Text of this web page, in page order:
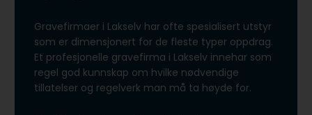
Gravefirmaer i Lakselv har ofte spesialisert utstyr
som er dimensjonert for de fleste typer oppdrag.
Et profesjonelle gravefirma i Lakselv innehar som
regel god kunnskap om hvilke nødvendige
tillatelser og regelverk man må ta høyde for.